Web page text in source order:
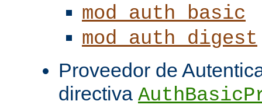
mod_auth_basic
mod_auth_digest
Proveedor de
directiva